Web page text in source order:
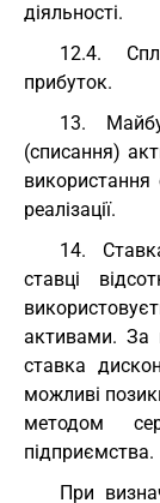
діяльності.
12.4.
прибуток.
13.
(списання)
реалізації.
14.
ставці
активами. За
ставка
можливі
методом
підприємства.
При